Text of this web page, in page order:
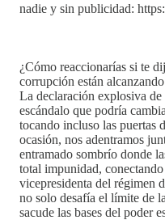
nadie y sin publicidad:
¿Cómo reaccionarías si te
corrupción están
La declaración explosiva
escándalo que podría
tocando incluso las puertas
ocasión, nos adentramos
entramado sombrío donde
total impunidad,
vicepresidenta del régimen
no solo desafía el límite de
sacude las bases del poder